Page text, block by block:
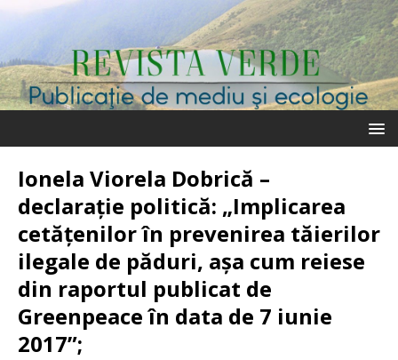
Ionela Viorela Dobrică –
declaraţie politică: „Implicarea
cetăţenilor în prevenirea tăierilor
ilegale de păduri, aşa cum reiese
din raportul publicat de
Greenpeace în data de 7 iunie
2017”;